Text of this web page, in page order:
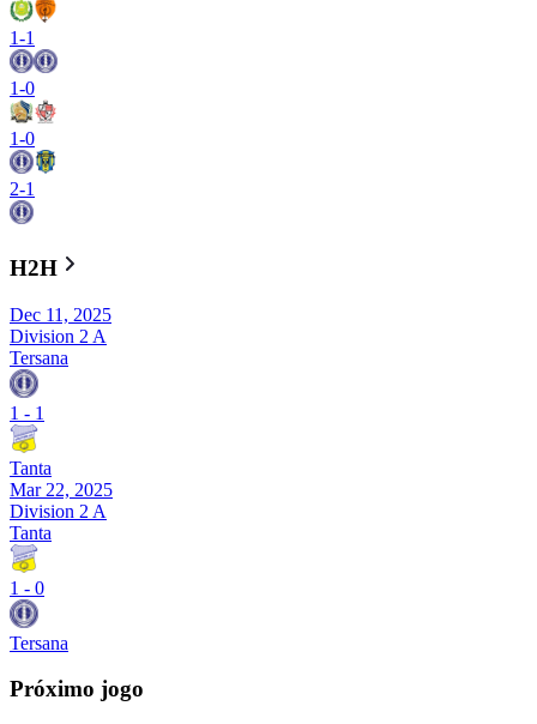
1-1
1-0
1-0
2-1
H2H
Dec 11, 2025
Division 2 A
Tersana
1 - 1
Tanta
Mar 22, 2025
Division 2 A
Tanta
1 - 0
Tersana
Próximo jogo